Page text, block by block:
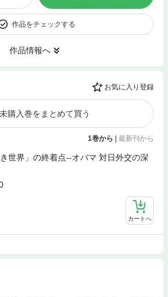
作品をチェックする
作品情報へ
お気に入り登録
未購入巻をまとめて買う
1巻から | 最新刊から
き世界」の終着点--オバマ 対日外交の深
カートへ